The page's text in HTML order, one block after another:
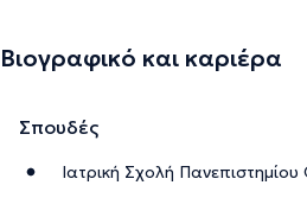
Βιογραφικό και καριέρα
Σπουδές
Ιατρική Σχολή Πανεπιστημίου